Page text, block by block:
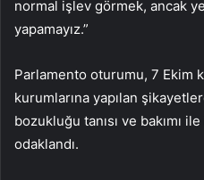
normal işlev görmek, ancak
yapamayız.”
Parlamento oturumu, 7 Ekim
kurumlarına yapılan
bozukluğu tanısı ve bakımı
odaklandı.